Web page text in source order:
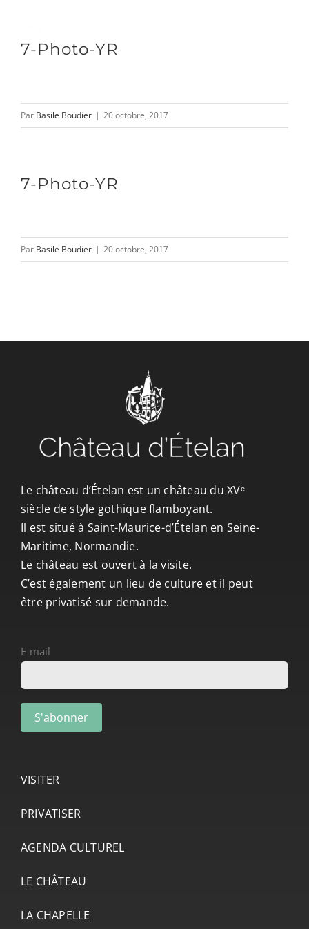
contenu
L’ASSOCIATION
7-Photo-YR
Par Basile Boudier | 20 octobre, 2017
7-Photo-YR
Par Basile Boudier | 20 octobre, 2017
Le château d’Ételan est un château du XVᵉ
siècle de style gothique flamboyant.
Il est situé à Saint-Maurice-d’Ételan en Seine-
Maritime, Normandie.
Le château est ouvert à la visite.
C’est également un lieu de culture et il peut
être privatisé sur demande.
E-mail
VISITER
PRIVATISER
AGENDA CULTUREL
LE CHÂTEAU
LA CHAPELLE